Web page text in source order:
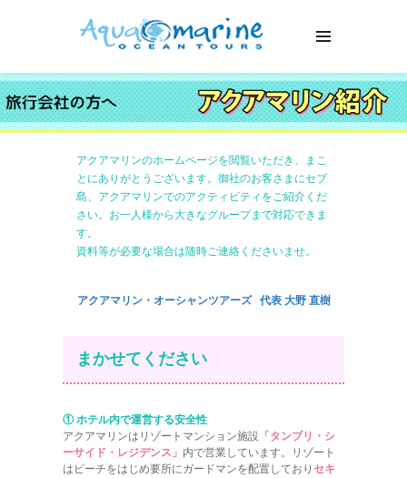
アクアマリンのホームページを閲覧いただき、まこ
とにありがとうございます。御社のお客さまにセブ
島、アクアマリンでのアクティビティをご紹介くだ
さい。お一人様から大きなグループまで対応できま
す。
資料等が必要な場合は随時ご連絡くださいませ。
アクアマリン・オーシャンツアーズ 代表 大野 直樹
まかせてください
① ホテル内で運営する安全性
アクアマリンはリゾートマンション施設 「タンブリ・シ
ーサイド・レジデンス」 内で営業しています。リゾート
はビーチをはじめ要所にガードマンを配置しており セキ